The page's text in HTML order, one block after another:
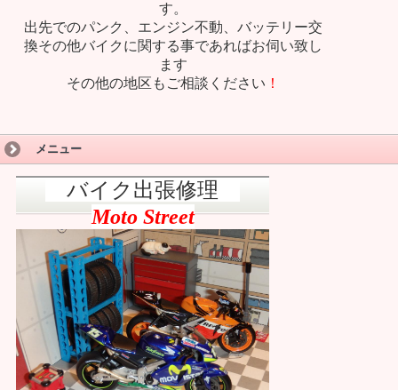
す。
出先でのパンク、エンジン不動、バッテリー交
換その他バイクに関する事であればお伺い致し
ます
その他の地区もご相談ください ！
メニュー
バイク出張修理
Moto Street